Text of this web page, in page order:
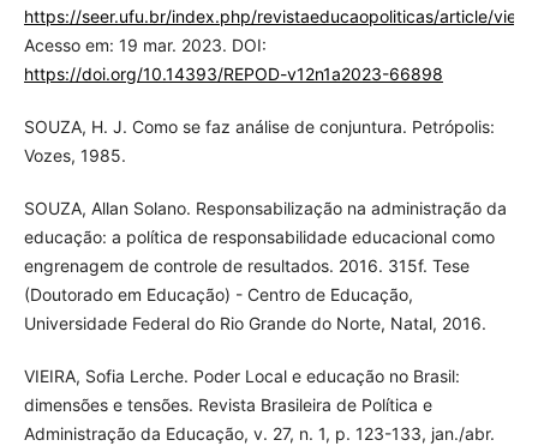
https://seer.ufu.br/index.php/revistaeducaopoliticas/article/
Acesso em: 19 mar. 2023. DOI:
https://doi.org/10.14393/REPOD-v12n1a2023-66898
SOUZA, H. J. Como se faz análise de conjuntura. Petrópolis:
Vozes, 1985.
SOUZA, Allan Solano. Responsabilização na administração da
educação: a política de responsabilidade educacional como
engrenagem de controle de resultados. 2016. 315f. Tese
(Doutorado em Educação) - Centro de Educação,
Universidade Federal do Rio Grande do Norte, Natal, 2016.
VIEIRA, Sofia Lerche. Poder Local e educação no Brasil:
dimensões e tensões. Revista Brasileira de Política e
Administração da Educação, v. 27, n. 1, p. 123-133, jan./abr.